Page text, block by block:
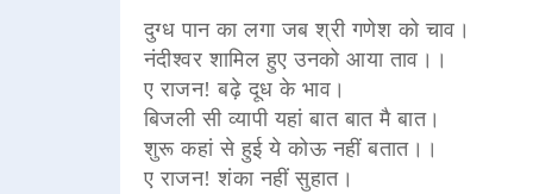
दुग्ध पान का लगा जब श्री गणेश को चाव।
नंदीश्वर शामिल हुए उनको आया ताव।।
ए राजन! बढ़े दूध के भाव।
बिजली सी व्यापी यहां बात बात मै बात।
शुरू कहां से हुई ये कोऊ नहीं बतात।।
ए राजन! शंका नहीं सुहात।